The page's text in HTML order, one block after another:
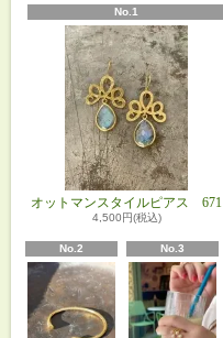
No.1
オットマンスタイルピアス 671
4,500円(税込)
No.2 No.3